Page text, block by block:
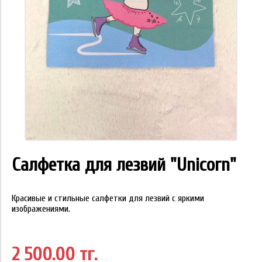
Салфетка для лезвий "Unicorn"
Красивые и стильные салфетки для лезвий с яркими
изображениями.
2 500.00 тг.